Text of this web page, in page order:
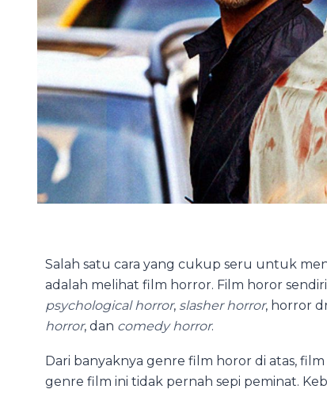
Salah satu cara yang cukup seru untuk
adalah melihat film horror. Film horor
psychological horror, slasher horror, horror
horror, dan comedy horror.
Dari banyaknya genre film horor di atas,
genre film ini tidak pernah sepi peminat.